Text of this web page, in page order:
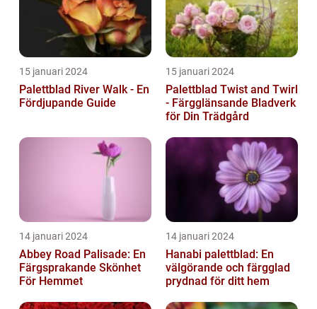
15 januari 2024
Palettblad River Walk - En
Fördjupande Guide
15 januari 2024
Palettblad Twist and Twirl
- Färgglänsande Bladverk
för Din Trädgård
14 januari 2024
Abbey Road Palisade: En
Färgsprakande Skönhet
För Hemmet
14 januari 2024
Hanabi palettblad: En
välgörande och färgglad
prydnad för ditt hem